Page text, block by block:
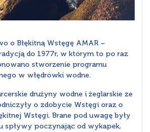
o Błękitną Wstęgę AMAR –
do 1977r, w którym to po raz
stworzenie programu
w włędrówki wodne.
drużyny wodne i żeglarskie ze
o zdobycie Wstęgi oraz o
Wstęgi. Brane pod uwagę były
spływy poczynając od wykapek,